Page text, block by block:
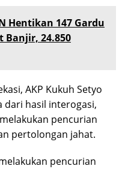
Hentikan 147 Gardu
Banjir, 24.850
AKP Kukuh Setyo
dari hasil interogasi,
pencurian
pertolongan jahat.
pencurian